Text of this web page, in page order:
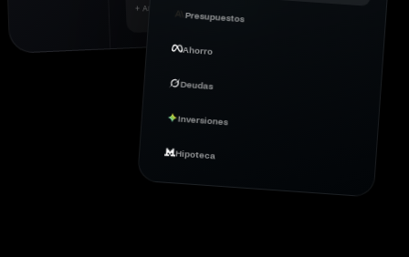
+ Añadir producto
Presupuestos
Ahorro
Deudas
Inversiones
Hipoteca